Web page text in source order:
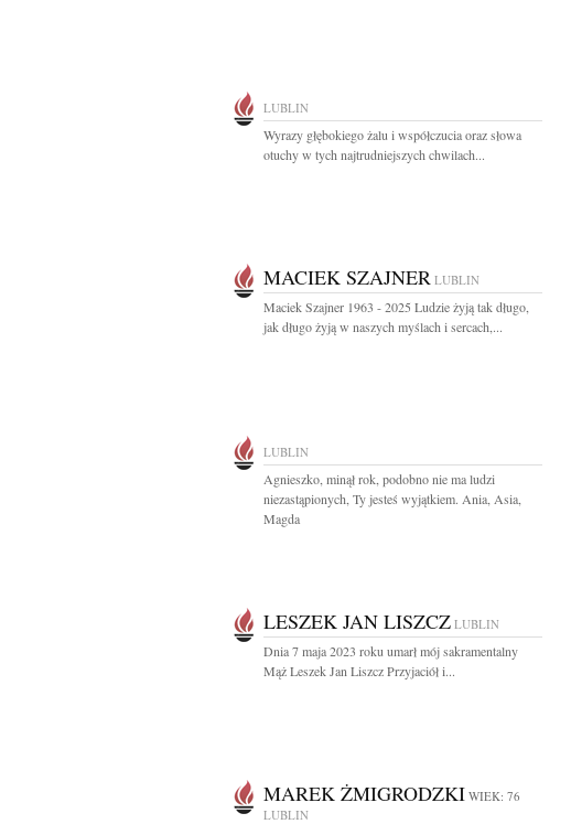
LUBLIN
Wyrazy głębokiego żalu i współczucia oraz słowa
otuchy w tych najtrudniejszych chwilach...
MACIEK SZAJNER LUBLIN
Maciek Szajner 1963 - 2025 Ludzie żyją tak długo,
jak długo żyją w naszych myślach i sercach,...
LUBLIN
Agnieszko, minął rok, podobno nie ma ludzi
niezastąpionych, Ty jesteś wyjątkiem. Ania, Asia,
Magda
LESZEK JAN LISZCZ LUBLIN
Dnia 7 maja 2023 roku umarł mój sakramentalny
Mąż Leszek Jan Liszcz Przyjaciół i...
MAREK ŻMIGRODZKI WIEK: 76
LUBLIN